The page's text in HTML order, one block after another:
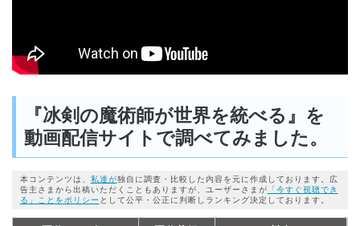
『冰剣の魔術師が世界を統べる』を
動画配信サイトで調べてみました。
本コンテンツは、 私達が独自に調査・比較した内容を元に作成しております。広
告主さまから出稿いただくこともありますが、ユーザーさまが 「今すぐ視聴でき
る」ことをポリシー として公平・公正に判断しランキング決定しております。